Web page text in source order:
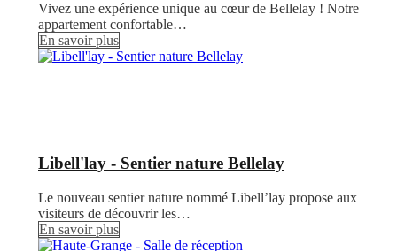
Vivez une expérience unique au cœur de Bellelay ! Notre
appartement confortable…
En savoir plus
Libell'lay - Sentier nature Bellelay
Le nouveau sentier nature nommé Libell’lay propose aux
visiteurs de découvrir les…
En savoir plus